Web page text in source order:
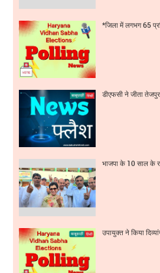
*जिला में लगभग 65
डीएफसी ने जीता
भाजपा के 10 साल के
उपायुक्त ने किया